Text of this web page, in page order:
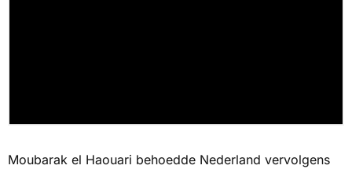
Moubarak el Haouari behoedde Nederland vervolgens